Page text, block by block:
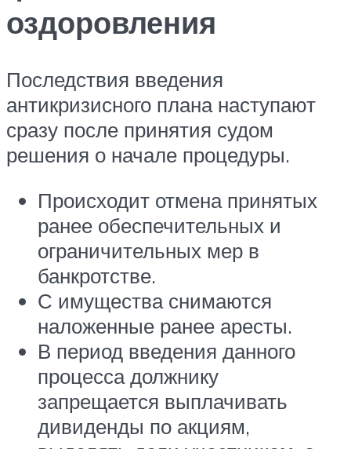
оздоровления
Последствия введения
антикризисного плана наступают
сразу после принятия судом
решения о начале процедуры.
Происходит отмена принятых
ранее обеспечительных и
ограничительных мер в
банкротстве.
С имущества снимаются
наложенные ранее аресты.
В период введения данного
процесса должнику
запрещается выплачивать
дивиденды по акциям,